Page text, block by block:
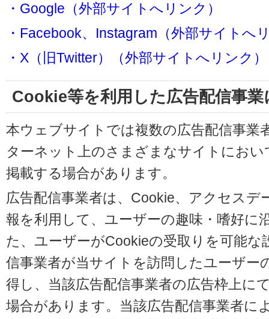
・Google（外部サイトへリンク）
・Facebook、Instagram（外部サイトへ
・X（旧Twitter）（外部サイトへリンク）
Cookie等を利用した広告配信事
本ウェブサイトでは複数の広告配信事業
ターネット上のさまざまなサイトにお
掲載する場合があります。
広告配信事業者は、Cookie、アクセスデ
報を利用して、ユーザーの趣味・嗜好に
た、ユーザーがCookieの受取りを可能
信事業者が当サイトを訪問したユーザー
得し、当該広告配信事業者の広告枠上に
場合があります。当該広告配信事業者に